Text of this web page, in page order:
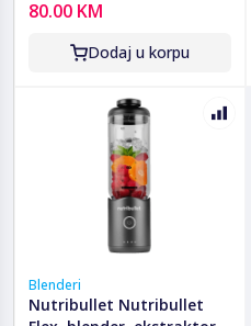
- NBP003PA-MC
80.00 KM
Dodaj u korpu
Blenderi
Nutribullet Nutribullet